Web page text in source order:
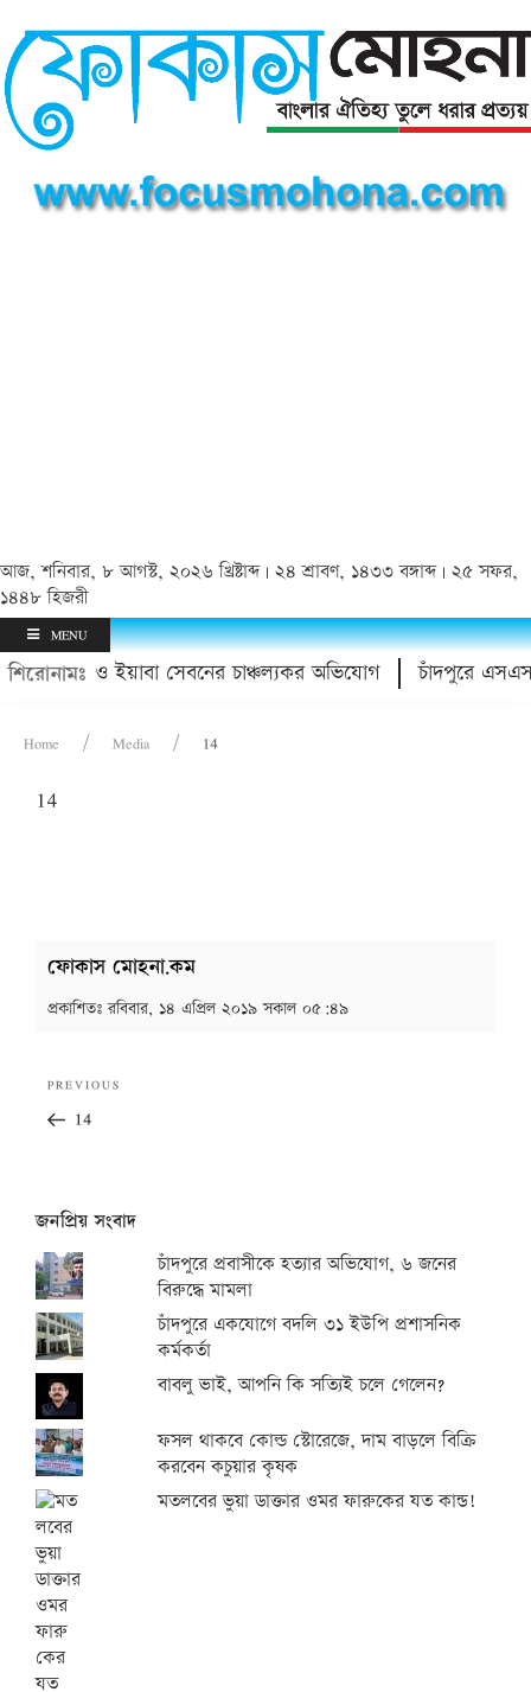
আজ, শনিবার, ৮ আগস্ট, ২০২৬ খ্রিষ্টাব্দ | ২৪ শ্রাবণ, ১৪৩৩ বঙ্গাব্দ | ২৫ সফর,
১৪৪৮ হিজরী
MENU
শিরোনামঃ
হয়রানি ও ইয়াবা সেবনের চাঞ্চল্যকর অভিযোগ চাঁদপুরে
Home Media 14
14
ফোকাস মোহনা.কম
প্রকাশিতঃরবিবার, ১৪ এপ্রিল ২০১৯ সকাল ০৫:৪৯
navigation
Previous
Post
PREVIOUS
14
জনপ্রিয় সংবাদ
চাঁদপুরে প্রবাসীকে হত্যার অভিযোগ, ৬ জনের
বিরুদ্ধে মামলা
চাঁদপুরে একযোগে বদলি ৩১ ইউপি প্রশাসনিক
কর্মকর্তা
বাবলু ভাই, আপনি কি সত্যিই চলে গেলেন?
ফসল থাকবে কোল্ড স্টোরেজে, দাম বাড়লে বিক্রি
করবেন কচুয়ার কৃষক
মতলবের ভুয়া ডাক্তার ওমর ফারুকের যত কান্ড!